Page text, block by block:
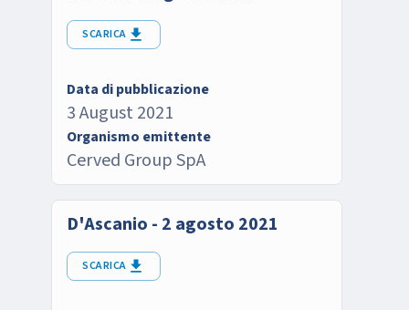
SCARICA
Data di pubblicazione
3 August 2021
Organismo emittente
Cerved Group SpA
D'Ascanio - 2 agosto 2021
SCARICA